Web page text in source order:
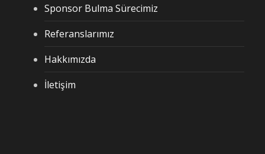
Sponsor Bulma Sürecimiz
Referanslarımız
Hakkımızda
İletişim